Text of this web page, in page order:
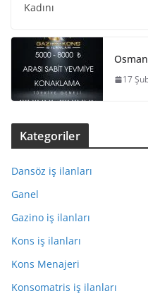
Kadını
17
Kategoriler
Dansöz iş ilanları
Ganel
Gazino iş ilanları
Kons iş ilanları
Kons Menajeri
Konsomatris iş ilanları